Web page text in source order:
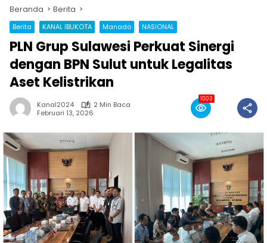
Beranda Berita
Berita KANAL IBUKOTA Manado NASIONAL
PLN Grup Sulawesi Perkuat Sinergi
dengan BPN Sulut untuk Legalitas
Aset Kelistrikan
Kanal2024
2 Min Baca
Februari 13, 2026
1003